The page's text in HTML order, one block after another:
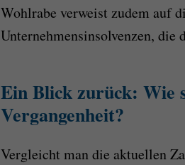
Wohlrabe verweist zudem auf
Unternehmensinsolvenzen,
Ein Blick zurück: Wie
Vergangenheit?
Vergleicht man die aktuellen